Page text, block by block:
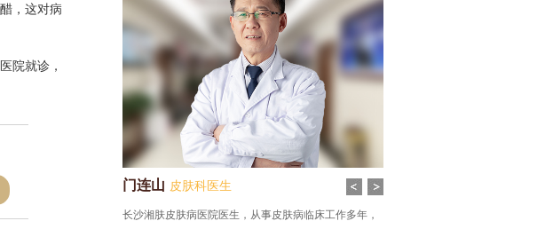
，这对病
院就诊，
门连山 皮肤科医生
长沙湘肤皮肤病医院医生，从事皮肤病临床工作多年，